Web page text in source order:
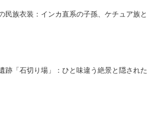
民族衣装：インカ直系の子孫、ケチュア族と
跡「石切り場」：ひと味違う絶景と隠された